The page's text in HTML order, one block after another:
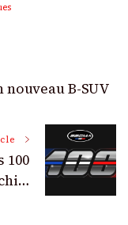
B-SUV
100